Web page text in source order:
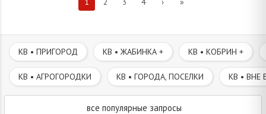
КВ • ПРИГОРОД КВ • ЖАБИНКА + КВ • КОБРИН +
КВ • АГРОГОРОДКИ КВ • ГОРОДА, ПОСЕЛКИ КВ • ВНЕ
все популярные запросы